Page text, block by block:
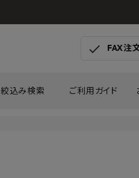
check FAX注
絞込み検索 ご利用ガイド